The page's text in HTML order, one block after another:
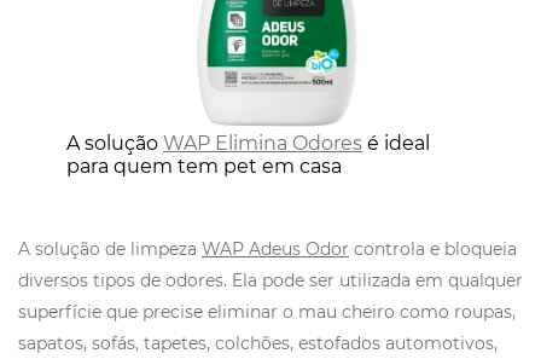
A solução WAP Elimina Odores é ideal
para quem tem pet em casa
A solução de limpeza WAP Adeus Odor controla e bloqueia
diversos tipos de odores. Ela pode ser utilizada em qualquer
superfície que precise eliminar o mau cheiro como roupas,
sapatos, sofás, tapetes, colchões, estofados automotivos,